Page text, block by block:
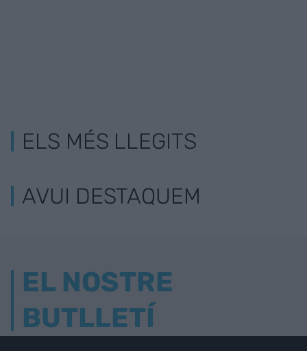
ELS MÉS LLEGITS
AVUI DESTAQUEM
EL NOSTRE
BUTLLETÍ